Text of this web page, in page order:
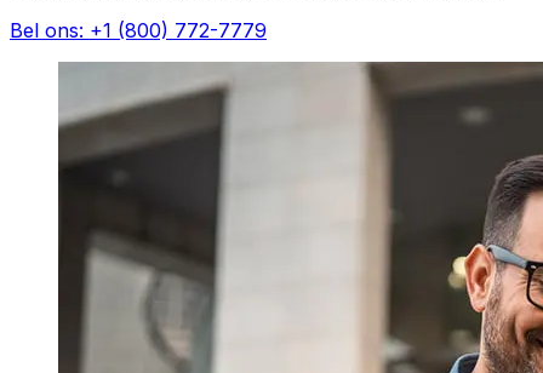
Bel ons: +1 (800) 772-7779